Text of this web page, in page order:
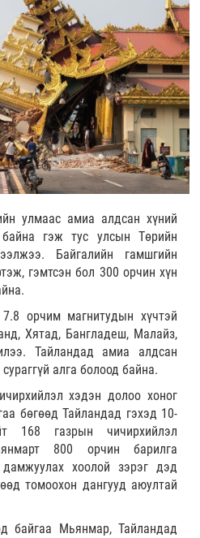
улмаас амиа алдсан хүний
гэж тус улсын Төрийн
Байгалийн гамшгийн
гэмтсэн бол 300 орчин хүн
орчим магнитудын хүчтэй
Хятад, Бангладеш, Малайз,
Тайландад амиа алдсан
алга болоод байна.
хэдэн долоо хоног
бөгөөд Тайландад гэхэд 10-
168 газрын чичирхийлэл
800 орчин барилга
хоолой зэрэг дэд
томоохон дангууд аюултай
байгаа Мьянмар, Тайландад